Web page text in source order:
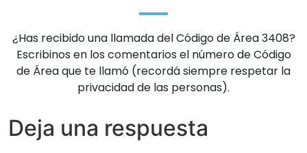
¿Has recibido una llamada del Código de Área 3408?
Escribinos en los comentarios el número de Código
de Área que te llamó (recordá siempre respetar la
privacidad de las personas).
Deja una respuesta